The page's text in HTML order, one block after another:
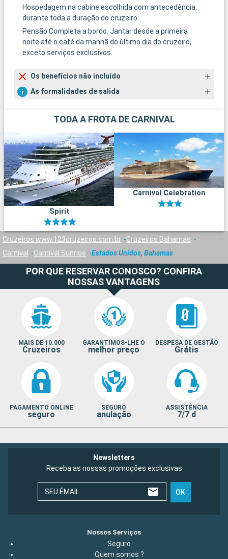
Hospedagem na cabine escolhida com antecedência,
durante toda a duração do cruzeiro.
Pensão Completa a bordo. Jantar desde a primeira
noite até o café da manhã do ùltimo dia do cruzeiro,
exceto serviços exclusivos.
Os benefícios não incluído
As formalidades de salida
TODA A FROTA DE CARNIVAL
Spirit
Carnival Celebration
Cruzeiros www.123cruzeiros.com.br
Cruzeiros Bahamas
Carnival
Carnival Sunrise Estados Unidos, Bahamas
POR QUE RESERVAR CONOSCO? CONFIRA
NOSSAS VANTAGENS
MAIS DE 10.000
Cruzeiros
GARANTIMOS-LHE O
melhor preço
DESPESA DE GESTÃO
Grátis
PAGAMENTO ONLINE
seguro
SEGURO
anulação
ASSISTÊNCIA
7/7 d
Newsletters
Receba as nossas promoções exclusivas
SEU ÉMAIL OK
Nossos Serviços
Seguro
Quem somos ?